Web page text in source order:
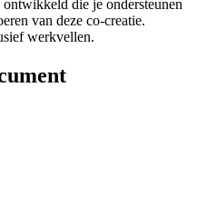
die je ondersteunen
van deze co-creatie.
werkvellen.